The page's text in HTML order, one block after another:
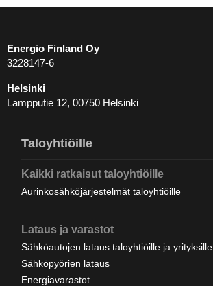
Energio Finland Oy
3228147-6
Helsinki
Lampputie 12, 00750 Helsinki
Taloyhtiöille
Kaikki ratkaisut taloyhtiöille
Aurinkosähköjärjestelmät taloyhtiöille
Lataus ja varastot
Sähköautojen lataus taloyhtiöille ja yrityksille
Sähköpyörien lataus
Energiavarastot